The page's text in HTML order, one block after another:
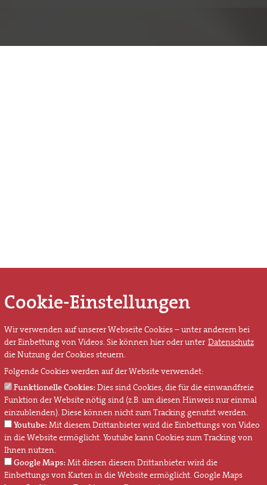
Cookie-Einstellungen
Wir verwenden auf unserer Webseite Cookies – unter anderem bei
der Einbettung von Videos. Sie können hier oder unter Datenschutz
die Nutzung der Cookies steuern.
Folgende Cookies werden auf der Website verwendet:
Funktionelle Cookies: Dies sind Cookies, die für die einwandfreie
Funktion der Website nötig sind (z.B. um diesen Hinweis nur einmal
einzublenden). Diese können nicht zum Tracking genutzt werden.
Youtube: Mit diesem Drittanbieter wird die Einbettungs von Video
in die Website ermöglicht. Youtube kann Cookies zum Tracking von
Ihnen nutzen.
Google Maps: Mit diesen diesem Drittanbieter wird die
Einbettungs von Karten in die Website ermöglicht. Google Maps